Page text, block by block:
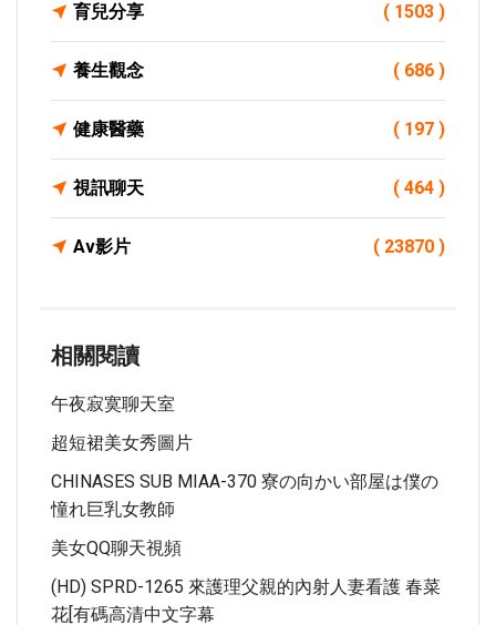
育兒分享 ( 1503 )
養生觀念 ( 686 )
健康醫藥 ( 197 )
視訊聊天 ( 464 )
Av影片 ( 23870 )
相關閱讀
午夜寂寞聊天室
超短裙美女秀圖片
CHINASES SUB MIAA-370 寮の向かい部屋は僕の
憧れ巨乳女教師
美女QQ聊天視頻
(HD) SPRD-1265 來護理父親的內射人妻看護 春菜
花[有碼高清中文字幕